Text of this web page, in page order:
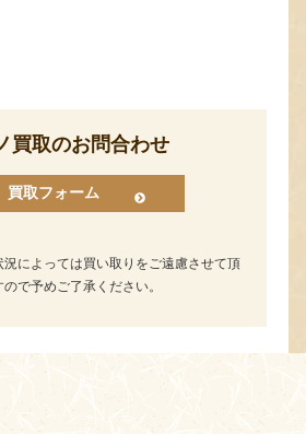
買取のお問合わせ
買取フォーム
況によっては買い取りをご遠慮させて頂
で予めご了承ください。